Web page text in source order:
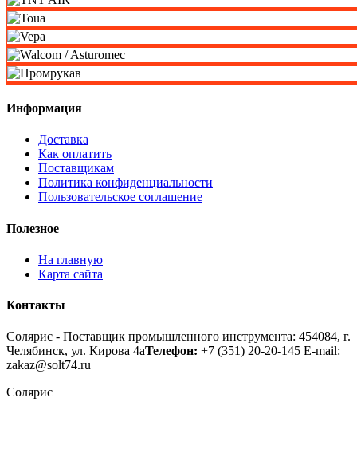
Информация
Доставка
Как оплатить
Поставщикам
Политика конфиденциальности
Пользовательское соглашение
Полезное
На главную
Карта сайта
Контакты
Солярис - Поставщик промышленного инструмента: 454084, г.
Челябинск, ул. Кирова 4аТелефон: +7 (351) 20-20-145 E-mail:
zakaz@solt74.ru
Солярис